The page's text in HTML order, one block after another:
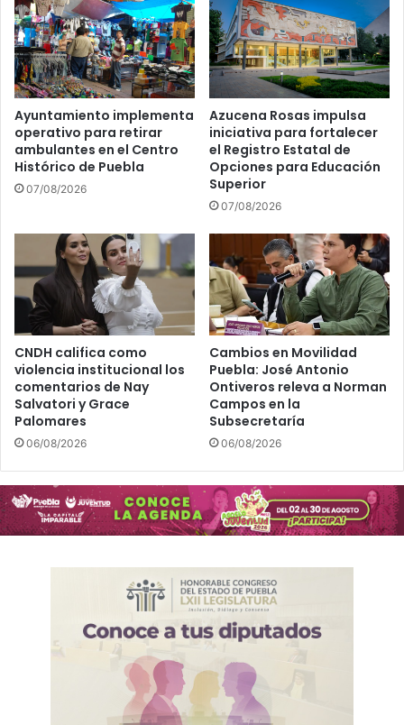
Ayuntamiento implementa
operativo para retirar
ambulantes en el Centro
Histórico de Puebla
07/08/2026
Azucena Rosas impulsa
iniciativa para fortalecer
el Registro Estatal de
Opciones para Educación
Superior
07/08/2026
CNDH califica como
violencia institucional los
comentarios de Nay
Salvatori y Grace
Palomares
06/08/2026
Cambios en Movilidad
Puebla: José Antonio
Ontiveros releva a Norman
Campos en la
Subsecretaría
06/08/2026